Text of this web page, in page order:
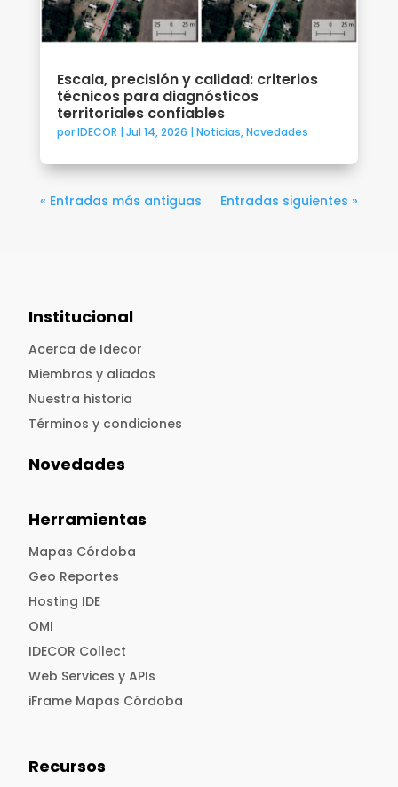
Escala, precisión y calidad: criterios
técnicos para diagnósticos
territoriales confiables
porIDECOR Jul 14, 2026 Noticias,Novedades
« Entradas más antiguas Entradas siguientes »
Institucional
Acerca de Idecor
Miembros y aliados
Nuestra historia
Términos y condiciones
Novedades
Herramientas
Mapas Córdoba
Geo Reportes
Hosting IDE
OMI
IDECOR Collect
Web Services y APIs
iFrame Mapas Córdoba
Recursos